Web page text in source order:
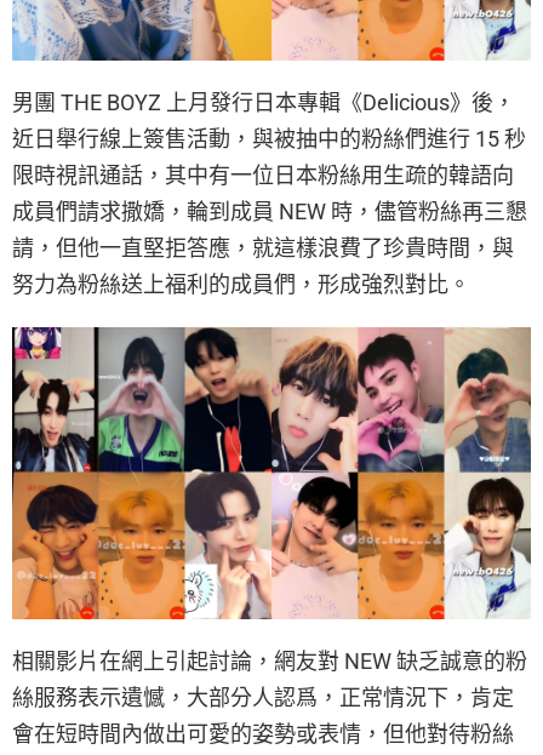
男團 THE BOYZ 上月發行日本專輯《Delicious》後，
近日舉行線上簽售活動，與被抽中的粉絲們進行 15 秒
限時視訊通話，其中有一位日本粉絲用生疏的韓語向
成員們請求撒嬌，輪到成員 NEW 時，儘管粉絲再三懇
請，但他一直堅拒答應，就這樣浪費了珍貴時間，與
努力為粉絲送上福利的成員們，形成強烈對比。
相關影片在網上引起討論，網友對 NEW 缺乏誠意的粉
絲服務表示遺憾，大部分人認爲，正常情況下，肯定
會在短時間內做出可愛的姿勢或表情，但他對待粉絲